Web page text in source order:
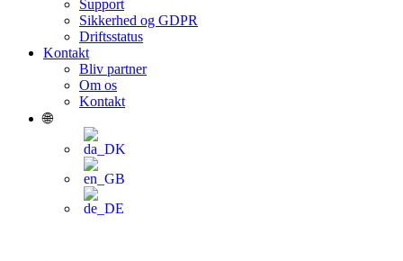
Support
Sikkerhed og GDPR
Driftsstatus
Kontakt
Bliv partner
Om os
Kontakt
🌐